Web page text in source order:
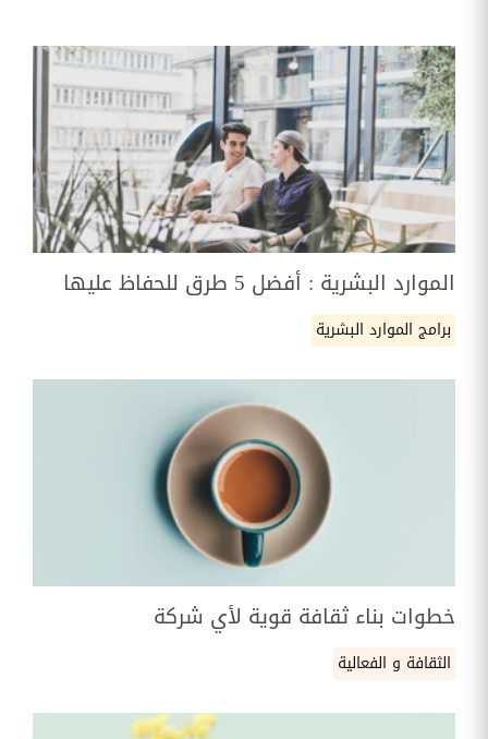
الموارد البشرية : أفضل 5 طرق للحفاظ عليها
برامج الموارد البشرية
خطوات بناء ثقافة قوية لأي شركة
الثقافة و الفعالية